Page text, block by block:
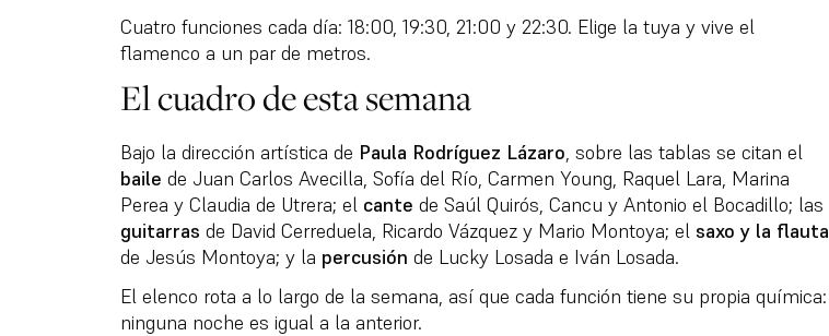
Cuatro funciones cada día: 18:00, 19:30, 21:00 y 22:30. Elige la tuya y vive el
flamenco a un par de metros.
El cuadro de esta semana
Bajo la dirección artística de Paula Rodríguez Lázaro, sobre las tablas se citan el
baile de Juan Carlos Avecilla, Sofía del Río, Carmen Young, Raquel Lara, Marina
Perea y Claudia de Utrera; el cante de Saúl Quirós, Cancu y Antonio el Bocadillo; las
guitarras de David Cerreduela, Ricardo Vázquez y Mario Montoya; el saxo y la flauta
de Jesús Montoya; y la percusión de Lucky Losada e Iván Losada.
El elenco rota a lo largo de la semana, así que cada función tiene su propia química:
ninguna noche es igual a la anterior.